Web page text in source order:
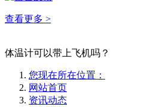
查看更多 >
体温计可以带上飞机吗？
您现在所在位置：
网站首页
资讯动态